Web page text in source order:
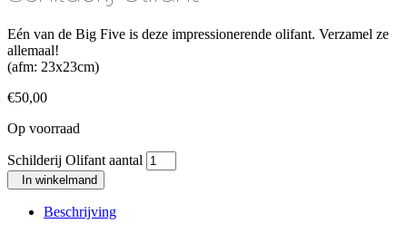
Eén van de Big Five is deze impressionerende olifant. Verzamel ze
allemaal!
(afm: 23x23cm)
€50,00
Op voorraad
Schilderij Olifant aantal
In winkelmand
Beschrijving